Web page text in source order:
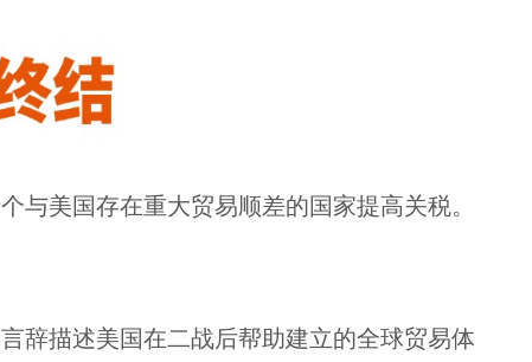
美国存在重大贸易顺差的国家提高关税。
辞描述美国在二战后帮助建立的全球贸易体